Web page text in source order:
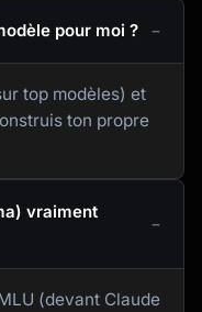
pour moi ?
top modèles) et
ton propre
vraiment
(devant Claude